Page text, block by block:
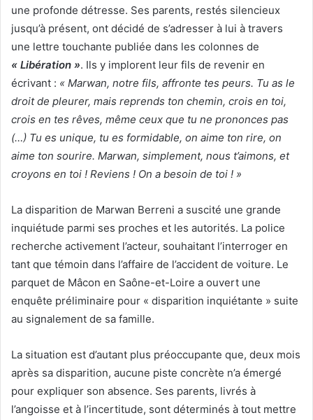
une profonde détresse. Ses parents, restés silencieux
jusqu’à présent, ont décidé de s’adresser à lui à travers
une lettre touchante publiée dans les colonnes de
« Libération ». Ils y implorent leur fils de revenir en
écrivant : « Marwan, notre fils, affronte tes peurs. Tu as le
droit de pleurer, mais reprends ton chemin, crois en toi,
crois en tes rêves, même ceux que tu ne prononces pas
(…) Tu es unique, tu es formidable, on aime ton rire, on
aime ton sourire. Marwan, simplement, nous t’aimons, et
croyons en toi ! Reviens ! On a besoin de toi ! »
La disparition de Marwan Berreni a suscité une grande
inquiétude parmi ses proches et les autorités. La police
recherche activement l’acteur, souhaitant l’interroger en
tant que témoin dans l’affaire de l’accident de voiture. Le
parquet de Mâcon en Saône-et-Loire a ouvert une
enquête préliminaire pour « disparition inquiétante » suite
au signalement de sa famille.
La situation est d’autant plus préoccupante que, deux mois
après sa disparition, aucune piste concrète n’a émergé
pour expliquer son absence. Ses parents, livrés à
l’angoisse et à l’incertitude, sont déterminés à tout mettre